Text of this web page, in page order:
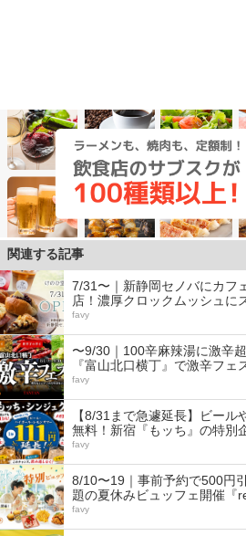
関連する記事
7/31〜｜新静岡セノバにカフ
店！濃厚クロックムッシュに
favy
〜9/30｜100辛麻辣湯に激辛
『富山北口横丁』で激辛フェ
favy
【8/31まで急遽延長】ビー
無料！新宿『もッち』の特別
favy
8/10〜19｜事前予約で500円
題の夏休みビュッフェ開催『
favy